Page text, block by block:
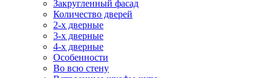
Закругленный фасад
Количество дверей
2-х дверные
3-х дверные
4-х дверные
Особенности
Во всю стену